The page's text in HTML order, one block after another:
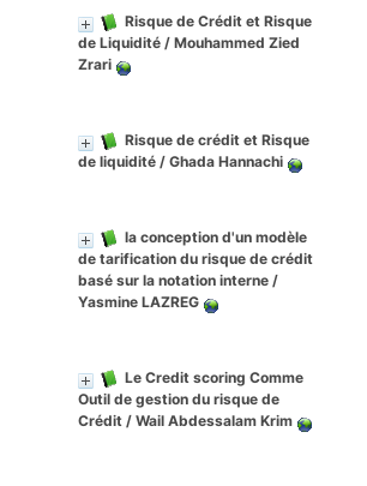
Risque de Crédit et Risque
de Liquidité / Mouhammed Zied
Zrari
Risque de crédit et Risque
de liquidité / Ghada Hannachi
la conception d'un modèle
de tarification du risque de crédit
basé sur la notation interne /
Yasmine LAZREG
Le Credit scoring Comme
Outil de gestion du risque de
Crédit / Wail Abdessalam Krim